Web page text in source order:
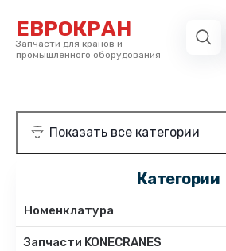
ЕВРОКРАН
Запчасти для кранов и
промышленного оборудования
Категории
Номенклатура
Запчасти KONECRANES